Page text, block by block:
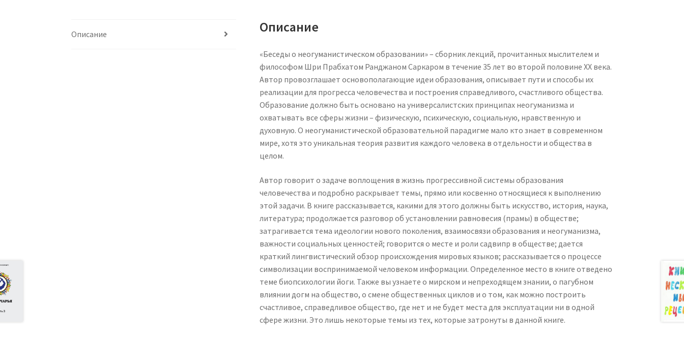
Описание Описание
«Беседы о неогуманистическом образовании» – сборник лекций, прочитанных мыслителем и
философом Шри Прабхатом Ранджаном Саркаром в течение 35 лет во второй половине XX века.
Автор провозглашает основополагающие идеи образования, описывает пути и способы их
реализации для прогресса человечества и построения справедливого, счастливого общества.
Образование должно быть основано на универсалистских принципах неогуманизма и
охватывать все сферы жизни – физическую, психическую, социальную, нравственную и
духовную. О неогуманистической образовательной парадигме мало кто знает в современном
мире, хотя это уникальная теория развития каждого человека в отдельности и общества в
целом.
Автор говорит о задаче воплощения в жизнь прогрессивной системы образования
человечества и подробно раскрывает темы, прямо или косвенно относящиеся к выполнению
этой задачи. В книге рассказывается, какими для этого должны быть искусство, история, наука,
литература; продолжается разговор об установлении равновесия (прамы) в обществе;
затрагивается тема идеологии нового поколения, взаимосвязи образования и неогуманизма,
важности социальных ценностей; говорится о месте и роли садвипр в обществе; дается
краткий лингвистический обзор происхождения мировых языков; рассказывается о процессе
символизации воспринимаемой человеком информации. Определенное место в книге отведено
теме биопсихологии йоги. Также вы узнаете о мирском и непреходящем знании, о пагубном
влиянии догм на общество, о смене общественных циклов и о том, как можно построить
счастливое, справедливое общество, где нет и не будет места для эксплуатации ни в одной
сфере жизни. Это лишь некоторые темы из тех, которые затронуты в данной книге.